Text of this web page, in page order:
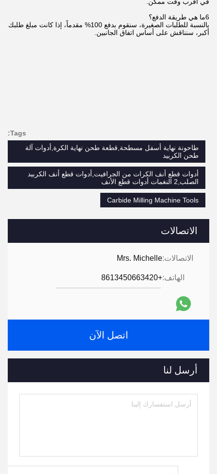
الاتصالات
الاتصالات:Mrs. Michelle
الهاتف:+8613450663420
اتصل الآن
أرسل لنا
6ما هي طريقة الدفع؟
بالنسبة للطلبات الصغيرة، سنقوم بدفع 100% مقدماً، إذا كانت مبلغ طلبك
أكبر، سنناقش على أساس اتفاق الجانبين.
Tags:
طاحونة نهاية أسفل مسطحة,قطعة طحن نهاية الكرة,أدوات آلة
طحن الكربيد
أدوات قطع أنف الكرات من الجرافيت,أدوات قطع أنف الكربيد
الصلب,2 النغمات أدوات قطع الأنف
Carbide Milling Machine Tools